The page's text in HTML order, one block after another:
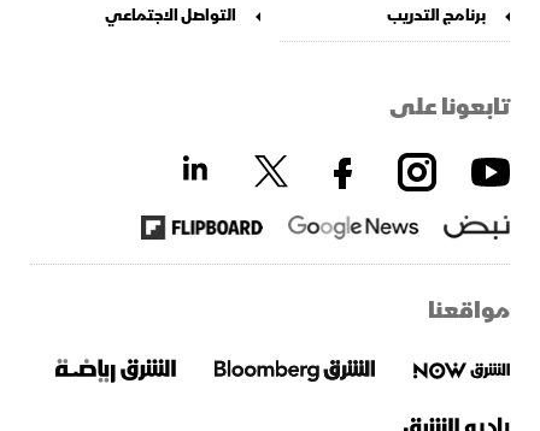
برنامج التدريب
التواصل الاجتماعي
تابعونا على
مواقعنا